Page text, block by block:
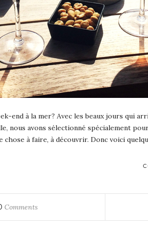
end à la mer? Avec les beaux jours qui
nous avons sélectionné spécialement
chose à faire, à découvrir. Donc voici
Comments